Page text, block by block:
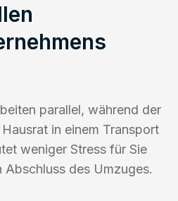
parallel, während der
in einem Transport
weniger Stress für Sie
Abschluss des Umzuges.